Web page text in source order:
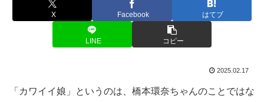
X Facebook はてブ
LINE コピー
2025.02.17
「カワイイ娘」というのは、橋本環奈ちゃんのことではな